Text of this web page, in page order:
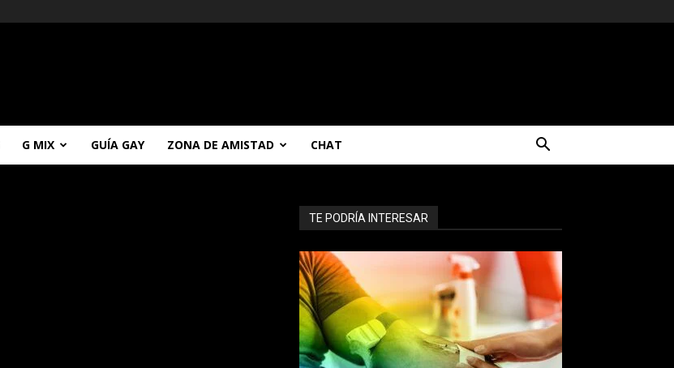
G MIX GUÍA GAY ZONA DE AMISTAD CHAT
TE PODRÍA INTERESAR